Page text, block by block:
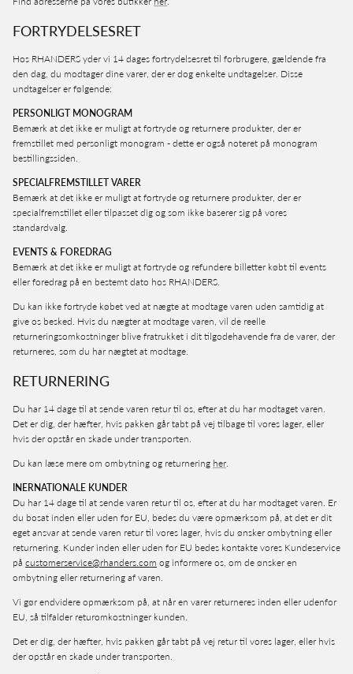
FORTRYDELSESRET
Hos RHANDERS yder vi 14 dages fortrydelsesret til forbrugere, gældende fra
den dag, du modtager dine varer, der er dog enkelte undtagelser. Disse
undtagelser er følgende:
PERSONLIGT MONOGRAM
Bemærk at det ikke er muligt at fortryde og returnere produkter, der er
fremstillet med personligt monogram - dette er også noteret på monogram
bestillingssiden.
SPECIALFREMSTILLET VARER
Bemærk at det ikke er muligt at fortryde og returnere produkter, der er
specialfremstillet eller tilpasset dig og som ikke baserer sig på vores
standardvalg.
EVENTS & FOREDRAG
Bemærk at det ikke er muligt at fortryde og refundere billetter købt til events
eller foredrag på en bestemt dato hos RHANDERS.
Du kan ikke fortryde købet ved at nægte at modtage varen uden samtidig at
give os besked. Hvis du nægter at modtage varen, vil de reelle
returneringsomkostninger blive fratrukket i dit tilgodehavende fra de varer, der
returneres, som du har nægtet at modtage.
RETURNERING
Du har 14 dage til at sende varen retur til os, efter at du har modtaget varen.
Det er dig, der hæfter, hvis pakken går tabt på vej tilbage til vores lager, eller
hvis der opstår en skade under transporten.
Du kan læse mere om ombytning og returnering her.
INERNATIONALE KUNDER
Du har 14 dage til at sende varen retur til os, efter at du har modtaget varen. Er
du bosat inden eller uden for EU, bedes du være opmærksom på, at det er dit
eget ansvar at sende varen retur til vores lager, hvis du ønsker ombytning eller
returnering. Kunder inden eller uden for EU bedes kontakte vores Kundeservice
på customerservice@rhanders.com og informere os, om de ønsker en
ombytning eller returnering af varen.
Vi gør endvidere opmærksom på, at når en varer returneres inden eller udenfor
EU, så tilfalder returomkostninger kunden.
Det er dig, der hæfter, hvis pakken går tabt på vej retur til vores lager, eller hvis
der opstår en skade under transporten.